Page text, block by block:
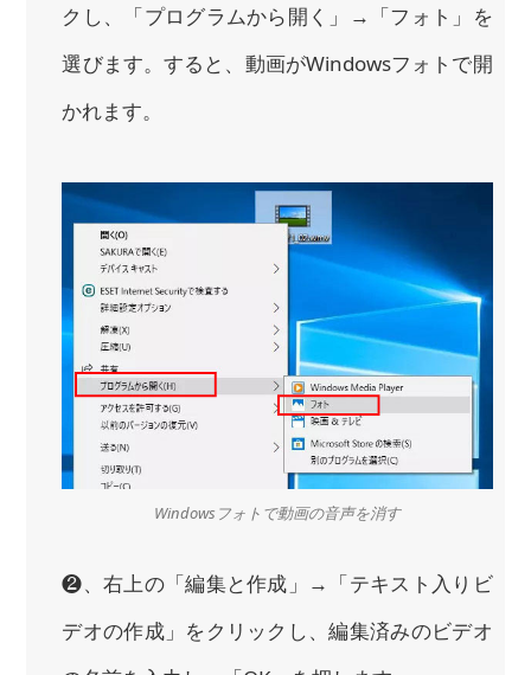
クし、「プログラムから開く」→「フォト」を
選びます。すると、動画がWindowsフォトで開
かれます。
Windowsフォトで動画の音声を消す
❷、右上の「編集と作成」→「テキスト入りビ
デオの作成」をクリックし、編集済みのビデオ